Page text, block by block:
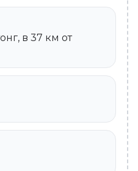
в 37 км от